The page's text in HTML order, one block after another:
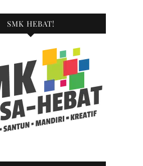
SMK HEBAT!